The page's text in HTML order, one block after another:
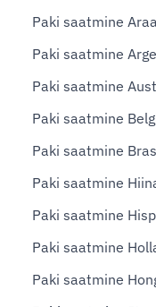
Paki saatmine
Paki saatmine
Paki saatmine
Paki saatmine
Paki saatmine
Paki saatmine
Paki saatmine
Paki saatmine
Paki saatmine